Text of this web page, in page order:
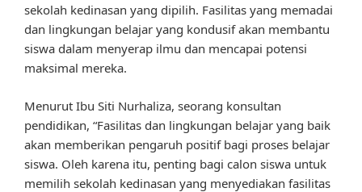
sekolah kedinasan yang dipilih. Fasilitas yang memadai
dan lingkungan belajar yang kondusif akan membantu
siswa dalam menyerap ilmu dan mencapai potensi
maksimal mereka.
Menurut Ibu Siti Nurhaliza, seorang konsultan
pendidikan, “Fasilitas dan lingkungan belajar yang baik
akan memberikan pengaruh positif bagi proses belajar
siswa. Oleh karena itu, penting bagi calon siswa untuk
memilih sekolah kedinasan yang menyediakan fasilitas